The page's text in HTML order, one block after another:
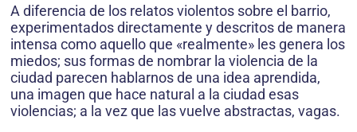
A diferencia de los relatos violentos sobre el barrio,
experimentados directamente y descritos de manera
intensa como aquello que «realmente» les genera los
miedos; sus formas de nombrar la violencia de la
ciudad parecen hablarnos de una idea aprendida,
una imagen que hace natural a la ciudad esas
violencias; a la vez que las vuelve abstractas, vagas.